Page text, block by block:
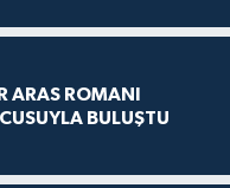
ARAS ROMANI
BULUŞTU